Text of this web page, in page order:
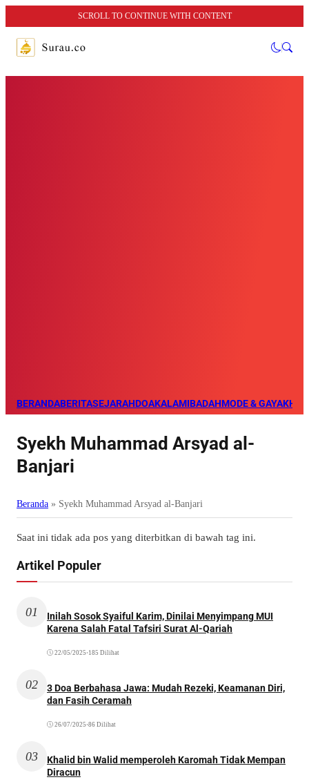
SCROLL TO CONTINUE WITH CONTENT
BERANDABERITASEJARAHDOAKALAMIBADAHMODE & GAYA
Syekh Muhammad Arsyad al-
Banjari
Beranda » Syekh Muhammad Arsyad al-Banjari
Saat ini tidak ada pos yang diterbitkan di bawah tag ini.
Artikel Populer
01
Inilah Sosok Syaiful Karim, Dinilai Menyimpang MUI
Karena Salah Fatal Tafsiri Surat Al-Qariah
22/05/2025 •185 Dilihat
02
3 Doa Berbahasa Jawa: Mudah Rezeki, Keamanan Diri,
dan Fasih Ceramah
26/07/2025 •86 Dilihat
03
Khalid bin Walid memperoleh Karomah Tidak Mempan
Diracun